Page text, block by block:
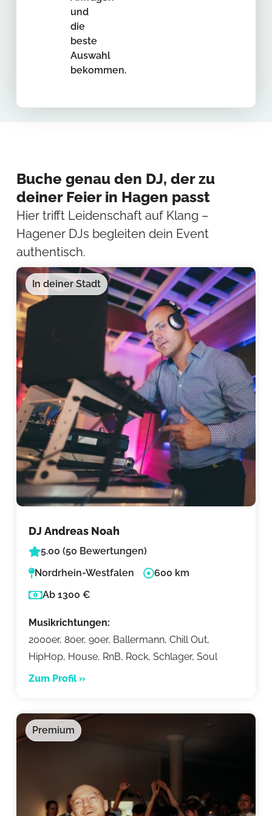
und
die
beste
Auswahl
bekommen.
Buche genau den DJ, der zu
deiner Feier in Hagen passt
Hier trifft Leidenschaft auf Klang –
Hagener DJs begleiten dein Event
authentisch.
In deiner Stadt
DJ Andreas Noah
5.00 (50 Bewertungen)
Nordrhein-Westfalen
600 km
Ab 1300 €
Musikrichtungen:
2000er, 80er, 90er, Ballermann, Chill Out,
HipHop, House, RnB, Rock, Schlager, Soul
Zum Profil »
Premium